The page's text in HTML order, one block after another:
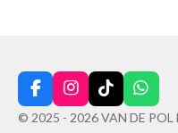
F
a
c
I
n
s
T
i
k
W
h
a
© 2025 - 2026 VAN DE POL